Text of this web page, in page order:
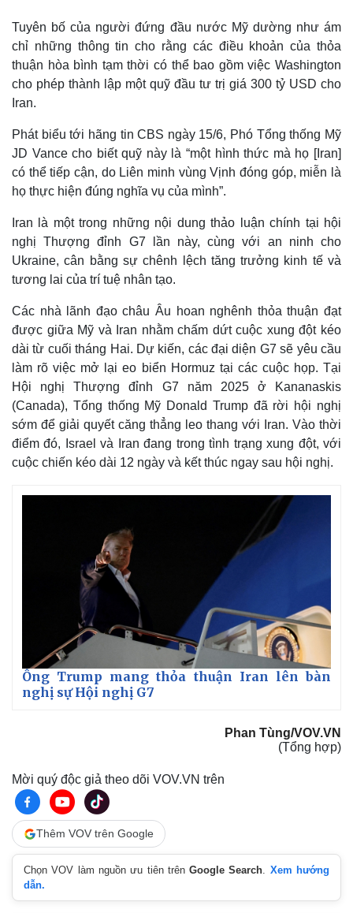
Thế giới
Quan sát
Cuộc sống đó đây
Hồ sơ
Multimedia
E-Magazine
Infographic
Tuyên bố của người đứng đầu nước Mỹ dường như ám
chỉ những thông tin cho rằng các điều khoản của thỏa
thuận hòa bình tạm thời có thể bao gồm việc Washington
cho phép thành lập một quỹ đầu tư trị giá 300 tỷ USD cho
Iran.
Phát biểu tới hãng tin CBS ngày 15/6, Phó Tổng thống Mỹ
JD Vance cho biết quỹ này là “một hình thức mà họ [Iran]
có thể tiếp cận, do Liên minh vùng Vịnh đóng góp, miễn là
họ thực hiện đúng nghĩa vụ của mình”.
Iran là một trong những nội dung thảo luận chính tại hội
nghị Thượng đỉnh G7 lần này, cùng với an ninh cho
Ukraine, cân bằng sự chênh lệch tăng trưởng kinh tế và
tương lai của trí tuệ nhân tạo.
Các nhà lãnh đạo châu Âu hoan nghênh thỏa thuận đạt
được giữa Mỹ và Iran nhằm chấm dứt cuộc xung đột kéo
dài từ cuối tháng Hai. Dự kiến, các đại diện G7 sẽ yêu cầu
làm rõ việc mở lại eo biển Hormuz tại các cuộc họp. Tại
Hội nghị Thượng đỉnh G7 năm 2025 ở Kananaskis
(Canada), Tổng thống Mỹ Donald Trump đã rời hội nghị
sớm để giải quyết căng thẳng leo thang với Iran. Vào thời
điểm đó, Israel và Iran đang trong tình trạng xung đột, với
cuộc chiến kéo dài 12 ngày và kết thúc ngay sau hội nghị.
Ông Trump mang thỏa thuận Iran lên bàn
nghị sự Hội nghị G7
Phan Tùng/VOV.VN
(Tổng hợp)
Mời quý độc giả theo dõi VOV.VN trên
Thêm VOV trên Google
Chọn VOV làm nguồn ưu tiên trênGoogle Search. Xem hướng
dẫn.